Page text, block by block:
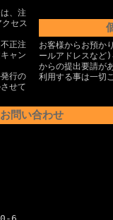
、注
セス
正注
ャン
行の
せて
お客様からお預か
ールアドレスなど
からの提出要請が
利用する事は一切
お問い合わせ